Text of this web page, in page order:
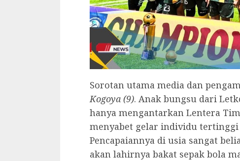
‎Sorotan utama media dan
Kogoya (9). Anak bungsu dari
hanya mengantarkan Lentera
menyabet gelar individu tertinggi
Pencapaiannya di usia sangat
akan lahirnya bakat sepak bola